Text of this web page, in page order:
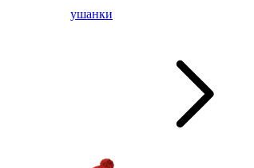
ушанки